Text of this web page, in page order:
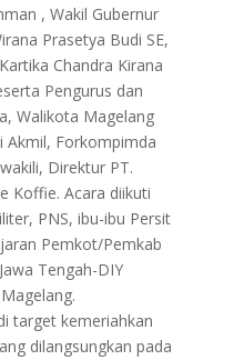
, Wakil Gubernur
Prasetya Budi SE,
Chandra Kirana
Pengurus dan
Walikota Magelang
Akmil, Forkompimda
Direktur PT.
Koffie. Acara diikuti
PNS, ibu-ibu Persit
Pemkot/Pemkab
Tengah-DIY
target kemeriahkan
dilangsungkan pada